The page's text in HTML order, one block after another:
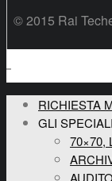
© 2015 Rai
RICHIESTA
GLI SPECIALI
70×70,